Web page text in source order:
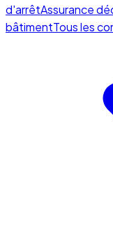
d'arrêtAssurance
bâtimentTous les